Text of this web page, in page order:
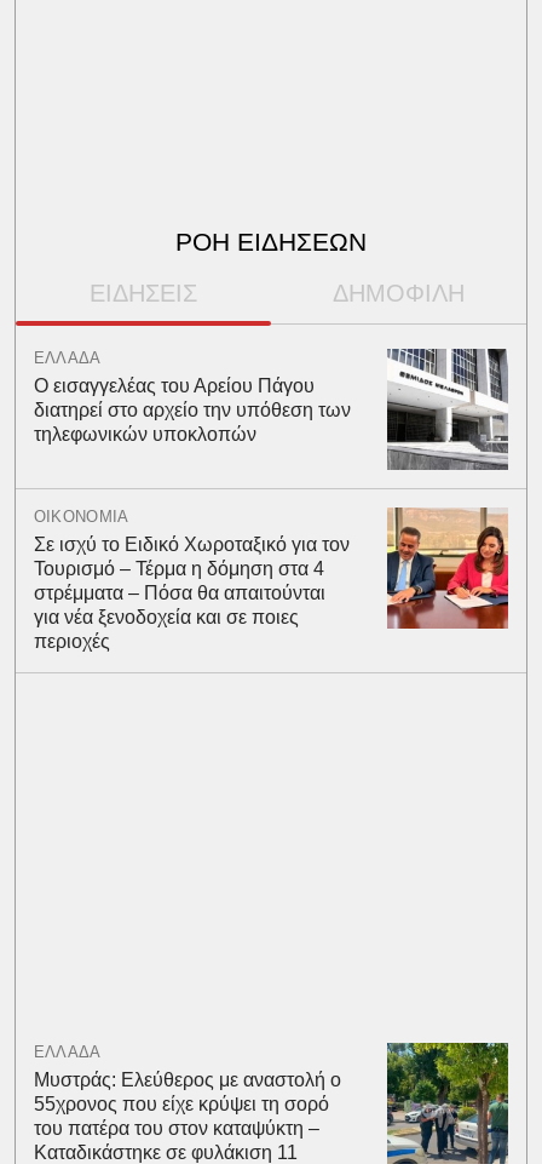
ΡΟΗ ΕΙΔΗΣΕΩΝ
ΕΙΔΗΣΕΙΣ ΔΗΜΟΦΙΛΗ
ΕΛΛΑΔΑ
Ο εισαγγελέας του Αρείου Πάγου
διατηρεί στο αρχείο την υπόθεση των
τηλεφωνικών υποκλοπών
ΟΙΚΟΝΟΜΙΑ
Σε ισχύ το Ειδικό Χωροταξικό για τον
Τουρισμό – Τέρμα η δόμηση στα 4
στρέμματα – Πόσα θα απαιτούνται
για νέα ξενοδοχεία και σε ποιες
περιοχές
ΕΛΛΑΔΑ
Μυστράς: Ελεύθερος με αναστολή ο
55χρονος που είχε κρύψει τη σορό
του πατέρα του στον καταψύκτη –
Καταδικάστηκε σε φυλάκιση 11